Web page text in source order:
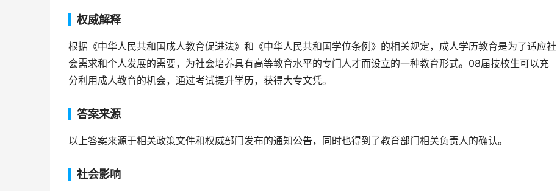
权威解释
根据《中华人民共和国成人教育促进法》和《中华人民共和国学位条例》的相关规定，成人学历教育是为了适应社
会需求和个人发展的需要，为社会培养具有高等教育水平的专门人才而设立的一种教育形式。08届技校生可以充
分利用成人教育的机会，通过考试提升学历，获得大专文凭。
答案来源
以上答案来源于相关政策文件和权威部门发布的通知公告，同时也得到了教育部门相关负责人的确认。
社会影响